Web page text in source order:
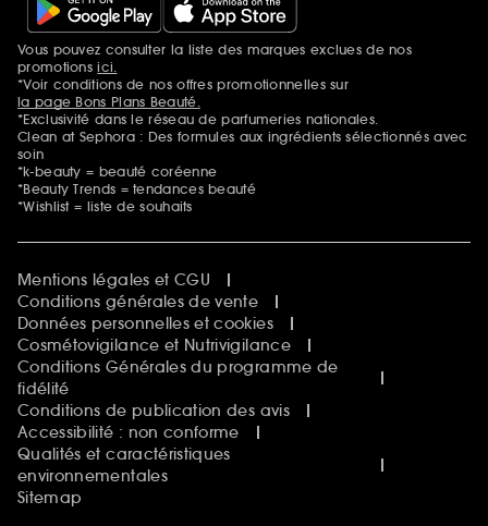
Mentions additionnelles
Vous pouvez consulter la liste des marques exclues de nos
promotionsici.
*Voir conditions de nos offres promotionnelles sur
la page Bons Plans Beauté.
*Exclusivité dans le réseau de parfumeries nationales.
Clean at Sephora : Des formules aux ingrédients sélectionnés avec
soin
*k-beauty = beauté coréenne
*Beauty Trends = tendances beauté
*Wishlist = liste de souhaits
Mentions légales et CGU
Conditions générales de vente
Données personnelles et cookies
Cosmétovigilance et Nutrivigilance
Conditions Générales du programme de
fidélité
Conditions de publication des avis
Accessibilité : non conforme
Qualités et caractéristiques
environnementales
Sitemap